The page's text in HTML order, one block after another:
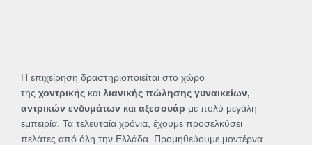
Η επιχείρηση δραστηριοποιείται στο χώρο
της χοντρικής και λιανικής πώλησης γυναικείων,
αντρικών ενδυμάτων και αξεσουάρ με πολύ μεγάλη
εμπειρία. Τα τελευταία χρόνια, έχουμε προσελκύσει
πελάτες από όλη την Ελλάδα. Προμηθεύουμε μοντέρνα